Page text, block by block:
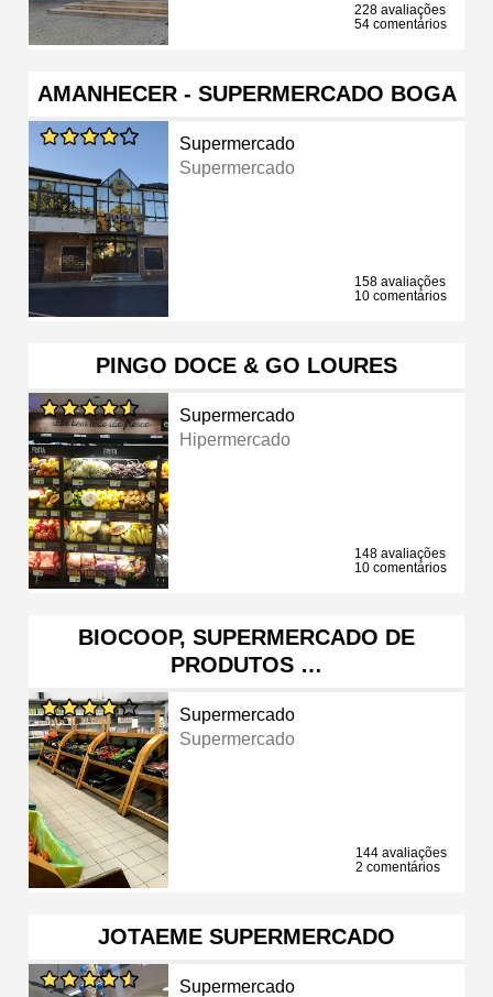
228 avaliações
54 comentários
AMANHECER - SUPERMERCADO BOGA
Supermercado
Supermercado
158 avaliações
10 comentários
PINGO DOCE & GO LOURES
Supermercado
Hipermercado
148 avaliações
10 comentários
BIOCOOP, SUPERMERCADO DE
PRODUTOS …
Supermercado
Supermercado
144 avaliações
2 comentários
JOTAEME SUPERMERCADO
Supermercado